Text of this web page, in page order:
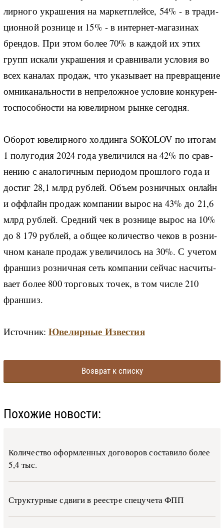
ли­р­но­го укра­ше­ния на мар­кет­плей­се, 54% - в тра­ди­
ци­он­ной роз­ни­це и 15% - в ин­тер­нет-­ма­га­зи­нах
брен­дов. При этом бо­лее 70% в ка­ж­дой их этих
групп ис­ка­ли укра­ше­ния и срав­ни­ва­ли усло­вия во
всех ка­на­лах про­даж, что ука­зы­ва­ет на пре­вра­ще­ние
ом­ни­ка­наль­но­сти в не­пре­ло­ж­ное усло­вие кон­ку­рен­
то­с­по­соб­но­сти на юве­ли­р­ном ры­н­ке се­год­ня.
Обо­рот юве­ли­р­но­го хол­дин­га SOKOLOV по ито­гам
1 по­лу­го­дия 2024 го­да уве­ли­чи­л­ся на 42% по срав­
не­нию с ана­ло­ги­ч­ным пе­ри­о­дом про­ш­ло­го го­да и
до­стиг 28,1 млрд руб­лей. Объ­ем роз­ни­ч­ных он­лайн
и оф­флайн про­даж ко­м­па­нии вы­рос на 43% до 21,6
млрд руб­лей. Сред­ний чек в роз­ни­це вы­рос на 10%
до 8 179 руб­лей, а об­щее ко­ли­че­ство че­ков в роз­ни­
ч­ном ка­на­ле про­даж уве­ли­чи­лось на 30%. С уче­том
фран­шиз роз­ни­ч­ная сеть ко­м­па­нии сей­час на­с­чи­ты­
ва­ет бо­лее 800 тор­го­вых то­чек, в том чис­ле 210
фран­шиз.
Источник:Ювелирные Известия
Возврат к списку
Похожие новости:
Количество оформленных договоров составило более
5,4 тыс.
Структурные сдвиги в реестре спецучета ФПП